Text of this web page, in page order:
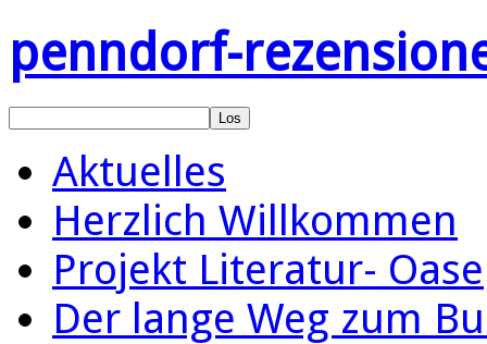
penndorf-
Aktuelles
Herzlich Willkommen
Projekt Literatur- Oase
Der lange Weg zum